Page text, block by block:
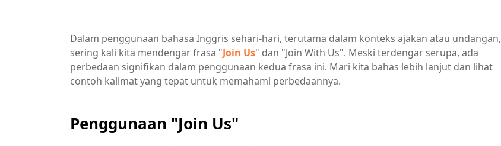
Dalam penggunaan bahasa Inggris sehari-hari, terutama dalam konteks ajakan atau undangan,
sering kali kita mendengar frasa "Join Us" dan "Join With Us". Meski terdengar serupa, ada
perbedaan signifikan dalam penggunaan kedua frasa ini. Mari kita bahas lebih lanjut dan lihat
contoh kalimat yang tepat untuk memahami perbedaannya.
Penggunaan "Join Us"